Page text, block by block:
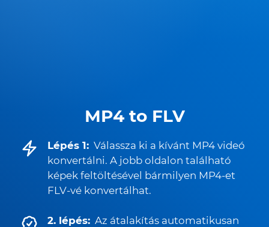
MP4 to FLV
Lépés 1: Válassza ki a kívánt MP4 videó
konvertálni. A jobb oldalon található
képek feltöltésével bármilyen MP4-et
FLV-vé konvertálhat.
2. lépés: Az átalakítás automatikusan